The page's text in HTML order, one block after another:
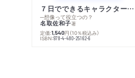
７日でできるキャラクター創作入門
─想像って役立つの？
名取佐和子著
定価:1,540円 （10％税込み）
ISBN:978-4-480-25162-6